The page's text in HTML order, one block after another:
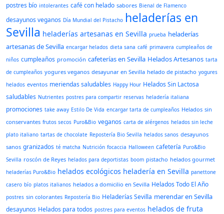
postres bío intolerantes café con helado sabores Bienal de Flamenco
desayunos veganos Día Mundial del Pistacho heladerías en
Sevilla heladerías artesanas en Sevilla prueba heladerías
artesanas de Sevilla encargar helados dieta sana café primavera cumpleaños de
niños cumpleaños promoción cafeterías en Sevilla Helados Artesanos tarta
de cumpleaños yogures veganos desayunar en Sevilla helado de pistacho yogures
helados eventos meriendas saludables Happy Hour Helados Sin Lactosa
saludables Nutrientes postres para compartir reservas heladería italiana
promociones take away Estilo De Vida encargar tarta de cumpleaños Helados sin
conservantes frutos secos Puro&Bio veganos carta de alérgenos helados sin leche
plato italiano tartas de chocolate Repostería Bio Sevilla helados sanos desayunos
sanos granizados té matcha Nutrición focaccia Halloween cafetería Puro&Bio
Sevilla roscón de Reyes helados para deportistas boom pistacho helados gourmet
heladerías Puro&Bio helados ecológicos heladería en Sevilla panettone
casero bío platos italianos helados a domicilio en Sevilla Helados Todo El Año
postres sin colorantes Repostería Bio Heladerías Sevilla merendar en Sevilla
desayunos Helados para todos postres para eventos helados de fruta